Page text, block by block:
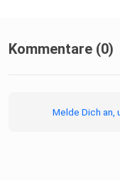
Kommentare (0)
Melde Dich an,